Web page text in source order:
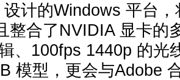
计的Windows 平台
整合了NVIDIA 显卡的
、100fps 1440p 的光
模型，更会与Adobe